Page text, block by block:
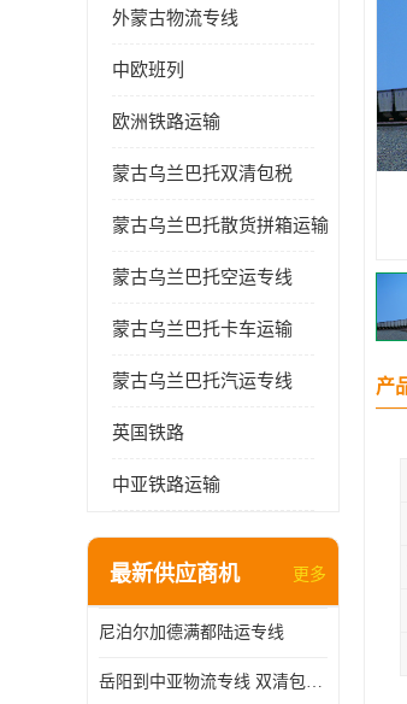
外蒙古物流专线
中欧班列
欧洲铁路运输
蒙古乌兰巴托双清包税
蒙古乌兰巴托散货拼箱运输
蒙古乌兰巴托空运专线
蒙古乌兰巴托卡车运输
蒙古乌兰巴托汽运专线
英国铁路
中亚铁路运输
最新供应商机 更多
尼泊尔加德满都陆运专线
岳阳到中亚物流专线 双清包税 一站服务
产